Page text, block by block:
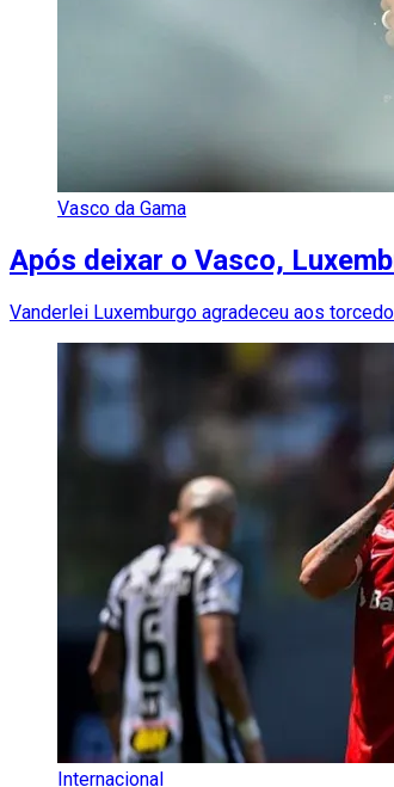
Vasco da Gama
Após deixar o Vasco,
Vanderlei Luxemburgo agradeceu aos
Internacional